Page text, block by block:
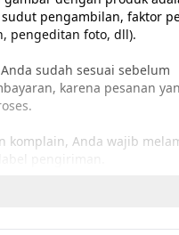
pengambilan, faktor
pengeditan foto, dll).
sudah sesuai sebelum
karena pesanan
komplain, Anda wajib
pengiriman.